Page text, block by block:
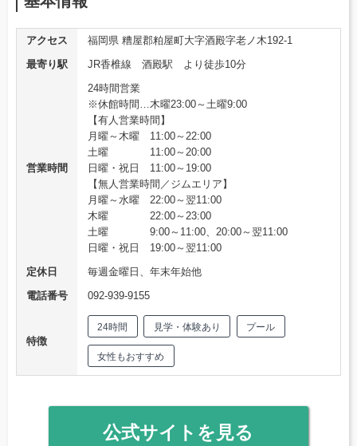
アクセス
福岡県 糟屋郡粕屋町大字酒殿字老ノ木192-1
最寄り駅
JR香椎線 酒殿駅 より徒歩10分
営業時間
24時間営業
※休館時間…木曜23:00～土曜9:00
【有人営業時間】
月曜～木曜 11:00～22:00
土曜 11:00～20:00
日曜・祝日 11:00～19:00
【無人営業時間／ジムエリア】
月曜～水曜 22:00～翌11:00
木曜 22:00～23:00
土曜 9:00～11:00、20:00～翌11:00
日曜・祝日 19:00～翌11:00
定休日
毎週金曜日、年末年始他
電話番号
092-939-9155
特徴
24時間 見学・体験あり プール
女性もおすすめ
公式サイトを見る